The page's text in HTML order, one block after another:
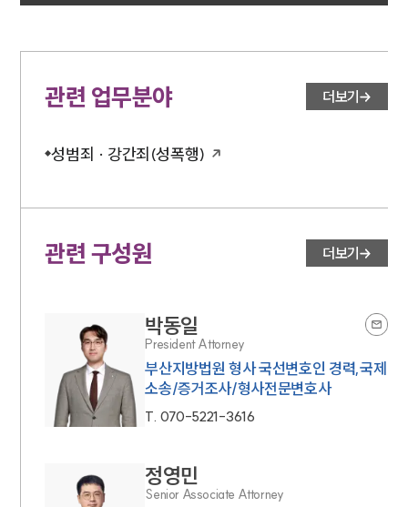
대륜법률상담예약
대륜법률상담예약
관련 업무분야 더보기
성범죄 · 강간죄(성폭행)
관련 구성원 더보기
박동일
President Attorney
부산지방법원 형사 국선변호인 경력,국제
소송/증거조사/형사전문변호사
T. 070-5221-3616
정영민
Senior Associate Attorney